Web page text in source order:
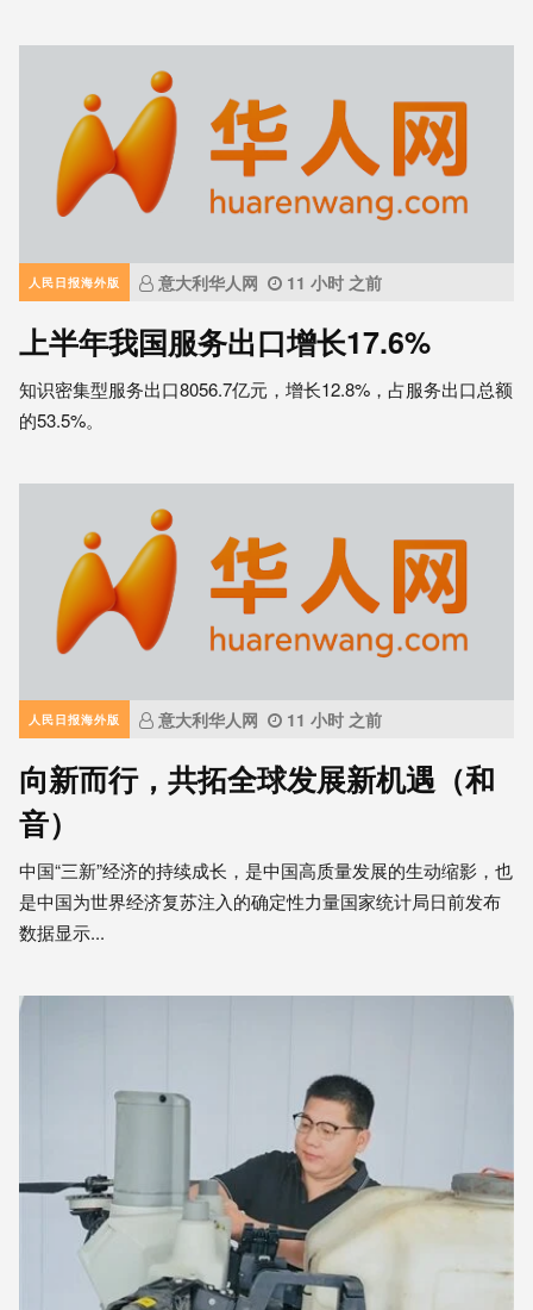
人民日报海外版 意大利华人网 11 小时 之前
上半年我国服务出口增长17.6%
知识密集型服务出口8056.7亿元，增长12.8%，占服务出口总额
的53.5%。
人民日报海外版 意大利华人网 11 小时 之前
向新而行，共拓全球发展新机遇（和
音）
中国“三新”经济的持续成长，是中国高质量发展的生动缩影，也
是中国为世界经济复苏注入的确定性力量国家统计局日前发布
数据显示...